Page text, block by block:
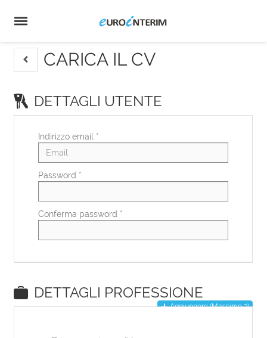
Home
Offerte
di
lavoro
Carica
il
Login
DE